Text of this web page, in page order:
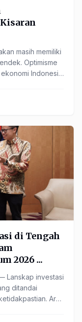
masih memiliki
Optimisme
Indonesia
di Tengah
2026 ...
Lanskap investasi
ditandai
Arah